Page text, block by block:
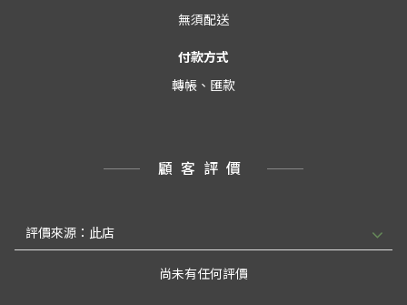
無須配送
付款方式
轉帳、匯款
顧客評價
尚未有任何評價